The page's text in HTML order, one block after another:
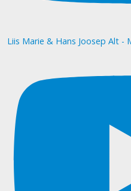
Liis Marie & Hans Joosep Alt -